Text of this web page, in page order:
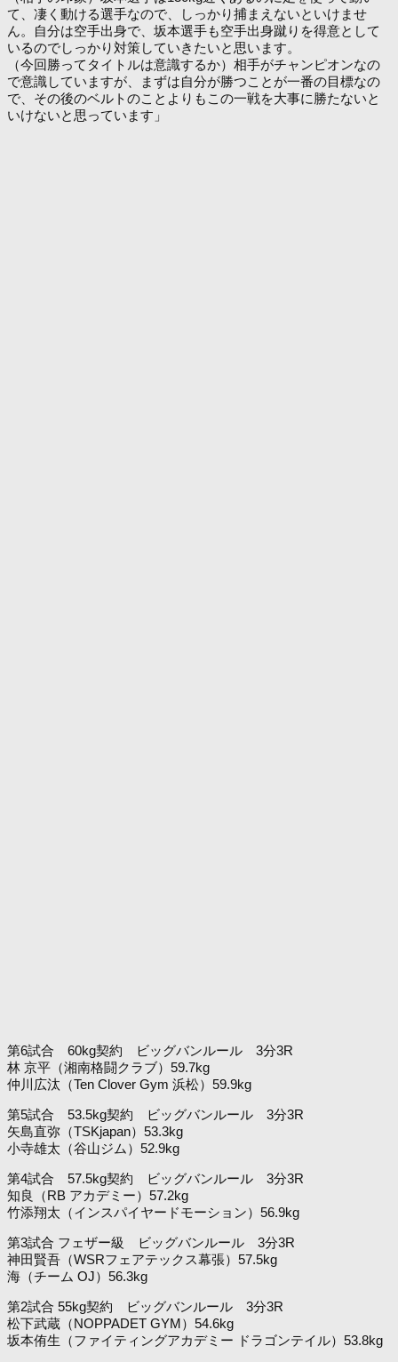
て、凄く動ける選手なので、しっかり捕まえないといけませ
ん。自分は空手出身で、坂本選手も空手出身蹴りを得意として
いるのでしっかり対策していきたいと思います。
（今回勝ってタイトルは意識するか）相手がチャンピオンなの
で意識していますが、まずは自分が勝つことが一番の目標なの
で、その後のベルトのことよりもこの一戦を大事に勝たないと
いけないと思っています」
第6試合 60kg契約 ビッグバンルール 3分3R
林 京平（湘南格闘クラブ）59.7kg
仲川広汰（Ten Clover Gym 浜松）59.9kg
第5試合 53.5kg契約 ビッグバンルール 3分3R
矢島直弥（TSKjapan）53.3kg
小寺雄太（谷山ジム）52.9kg
第4試合 57.5kg契約 ビッグバンルール 3分3R
知良（RB アカデミー）57.2kg
竹添翔太（インスパイヤードモーション）56.9kg
第3試合 フェザー級 ビッグバンルール 3分3R
神田賢吾（WSRフェアテックス幕張）57.5kg
海（チーム OJ）56.3kg
第2試合 55kg契約 ビッグバンルール 3分3R
松下武蔵（NOPPADET GYM）54.6kg
坂本侑生（ファイティングアカデミー ドラゴンテイル）53.8kg